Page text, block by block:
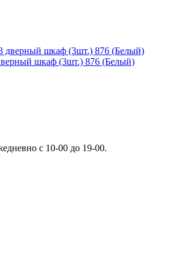
шкаф (3шт.) 876 (Белый)
с 10-00 до 19-00.